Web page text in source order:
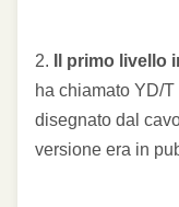
2.
Il primo livello
ha chiamato YD/
disegnato dal
versione era in